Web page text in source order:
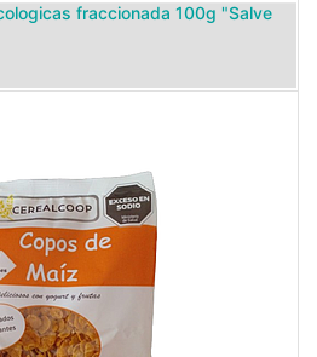
fraccionada 100g "Salve